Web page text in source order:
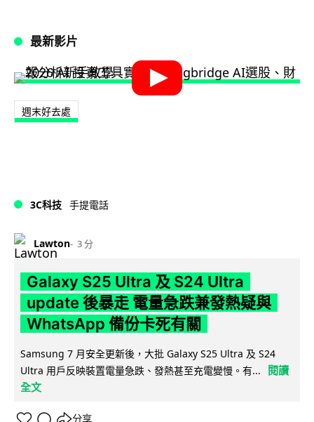
最新影片
週末好去處
3C科技 手提電話
Lawton 3 分
Galaxy S25 Ultra 及 S24 Ultra
update 後暴走 電量急跌兼發熱疑與
WhatsApp 備份卡死有關
Samsung 7 月安全更新後，大批 Galaxy S25 Ultra 及 S24
Ultra 用戶反映裝置電量急跌、發熱甚至充電變慢。有...
閱讀
全文
分享